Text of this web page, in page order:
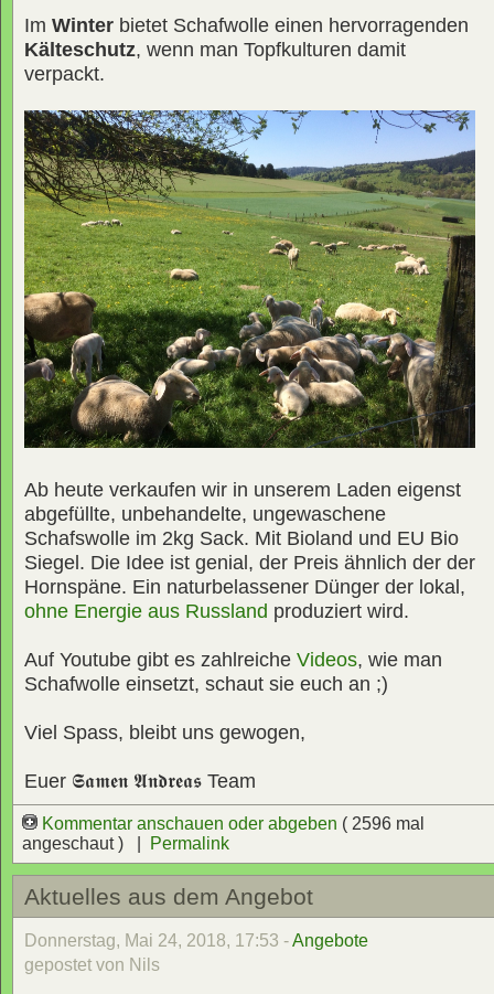
Im Winter bietet Schafwolle einen hervorragenden
Kälteschutz, wenn man Topfkulturen damit
verpackt.
Ab heute verkaufen wir in unserem Laden eigenst
abgefüllte, unbehandelte, ungewaschene
Schafswolle im 2kg Sack. Mit Bioland und EU Bio
Siegel. Die Idee ist genial, der Preis ähnlich der der
Hornspäne. Ein naturbelassener Dünger der lokal,
ohne Energie aus Russland produziert wird.
Auf Youtube gibt es zahlreiche Videos, wie man
Schafwolle einsetzt, schaut sie euch an ;)
Viel Spass, bleibt uns gewogen,
Euer 𝕾𝖆𝖒𝖊𝖓 𝕬𝖓𝖉𝖗𝖊𝖆𝖘 Team
Kommentar anschauen oder abgeben ( 2596 mal
angeschaut ) |
Permalink
Aktuelles aus dem Angebot
Donnerstag, Mai 24, 2018, 17:53 -Angebote
gepostet von Nils